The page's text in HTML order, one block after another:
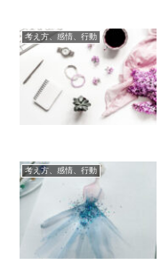
考え方、感情、行動
考え方、感情、行動